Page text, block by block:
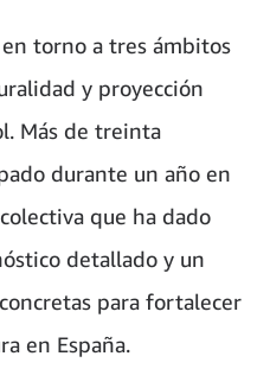
torno a tres ámbitos
y proyección
Más de treinta
durante un año en
que ha dado
detallado y un
para fortalecer
en España.